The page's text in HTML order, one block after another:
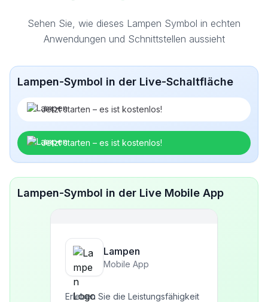
Sehen Sie, wie dieses Lampen Symbol in echten
Anwendungen und Schnittstellen aussieht
Lampen-Symbol in der Live-Schaltfläche
Jetzt starten – es ist kostenlos!
Jetzt starten – es ist kostenlos!
Lampen-Symbol in der Live Mobile App
Lampen
Mobile App
Erleben Sie die Leistungsfähigkeit